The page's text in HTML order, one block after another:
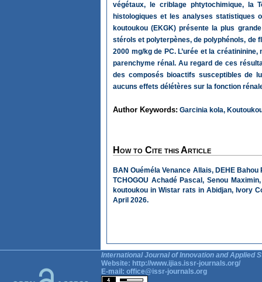
végétaux, le criblage phtytochimique, la
histologiques et les analyses statistiques
koutoukou (EKGK) présente la plus
stérols et polyterpènes, de polyphénols, de
2000 mg/kg de PC. L’urée et la
parenchyme rénal. Au regard de ces
des composés bioactifs susceptibles de
aucuns effets délétères sur la fonction
Author Keywords: Garcinia kola,
How to Cite this Article
BAN Ouéméla Venance Allais, DEHE
TCHOGOU Achadé Pascal, Senou
koutoukou in Wistar rats in Abidjan, Ivory
April 2026.
International Journal of Innovation and Applied
Website: http://www.ijias.issr-journals.org/
E-mail: office@issr-journals.org